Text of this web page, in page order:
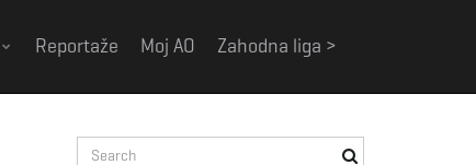
Reportaže Moj AO Zahodna liga >